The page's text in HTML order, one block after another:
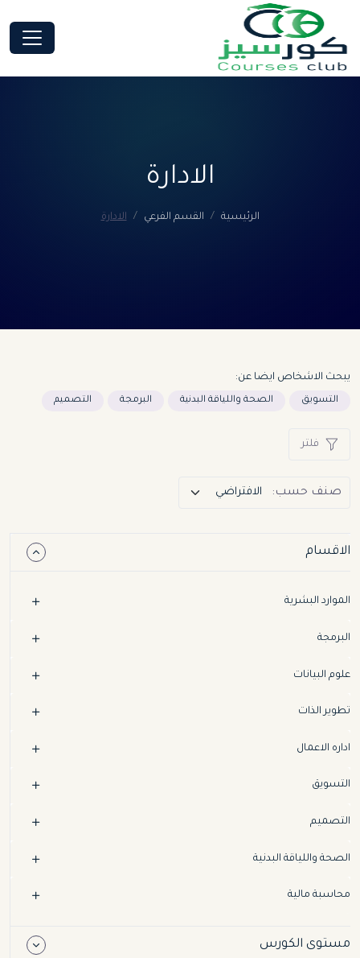
الادارة
الرئيسية القسم الفرعي الادارة
يبحث الاشخاص ايضا عن:
التسويق الصحة واللياقة البدنية البرمجة التصميم
فلتر
صنف حسب:
الاقسام
الموارد البشرية
البرمجة
علوم البيانات
تطوير الذات
اداره الاعمال
التسويق
التصميم
الصحة واللياقة البدنية
محاسبة مالية
مستوى الكورس